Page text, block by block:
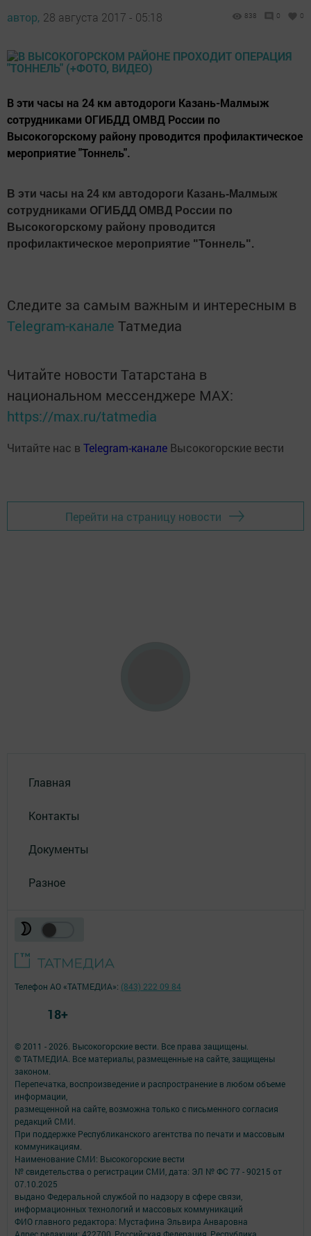
автор, 28 августа 2017 - 05:18 838 0 0
В эти часы на 24 км автодороги Казань-Малмыж
сотрудниками ОГИБДД ОМВД России по
Высокогорскому району проводится профилактическое
мероприятие "Тоннель".
В эти часы на 24 км автодороги Казань-Малмыж
сотрудниками ОГИБДД ОМВД России по
Высокогорскому району проводится
профилактическое мероприятие "Тоннель".
Следите за самым важным и интересным в
Telegram-канале Татмедиа
Читайте новости Татарстана в
национальном мессенджере MАХ:
https://max.ru/tatmedia
Читайте нас в Telegram-канале Высокогорские вести
Перейти на страницу новости
Главная
Контакты
Документы
Разное
© 2011 - 2026. Высокогорские вести. Все права защищены.
© ТАТМЕДИА. Все материалы, размещенные на сайте, защищены
законом.
Перепечатка, воспроизведение и распространение в любом объеме
информации,
размещенной на сайте, возможна только с письменного согласия
редакций СМИ.
При поддержке Республиканского агентства по печати и массовым
коммуникациям.
Наименование СМИ: Высокогорские вести
№ свидетельства о регистрации СМИ, дата: ЭЛ № ФС 77 - 90215 от
07.10.2025
выдано Федеральной службой по надзору в сфере связи,
информационных технологий и массовых коммуникаций
ФИО главного редактора: Мустафина Эльвира Анваровна
Телефон АО «ТАТМЕДИА»: (843) 222 09 84
18+